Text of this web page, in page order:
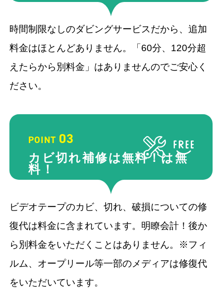
時間制限なしのダビングサービスだから、追加
料金はほとんどありません。「60分、120分超
えたらから別料金」はありませんのでご安心く
ださい。
POINT 03
カビ切れ補修は無料！は無
料！
ビデオテープのカビ、切れ、破損についての修
復代は料金に含まれています。明瞭会計！後か
ら別料金をいただくことはありません。※フィ
ルム、オープリール等一部のメディアは修復代
をいただいています。